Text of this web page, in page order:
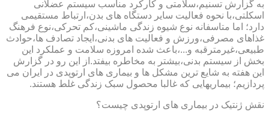
به گزارش تسنیم،سلامتی و کارکرد مناسب سیستم عضلانی
اسکلتی،با نحوه فعالیت سایر دستگاه های بدن،ارتباط مستقیمی
دارد؛ اما متاسفانه نوع شیوه زندگی ماشینی،کم تحرکی،نوع فرهنگ
غذاهای مصرفی،ورزش و فعالیت های بدنی،ایجاد تصادف ها،حوادث
طبیعی،غیرمترقبه و...،باعث شده امروزه سلامت و عملکرد این
بخش از سیستم بدنی،بیشتر به مخاطره بیفتد.از این رو در گزارش
این هفته به شایع ترین مشکل ها و بیماری های ارتوپدی در ایران می
پردازیم؛ بیماریهایی که غالبا محصول سبک زندگی غلط هستند.
نقش ژنتیک در بیماری های ارتوپدی چیست؟